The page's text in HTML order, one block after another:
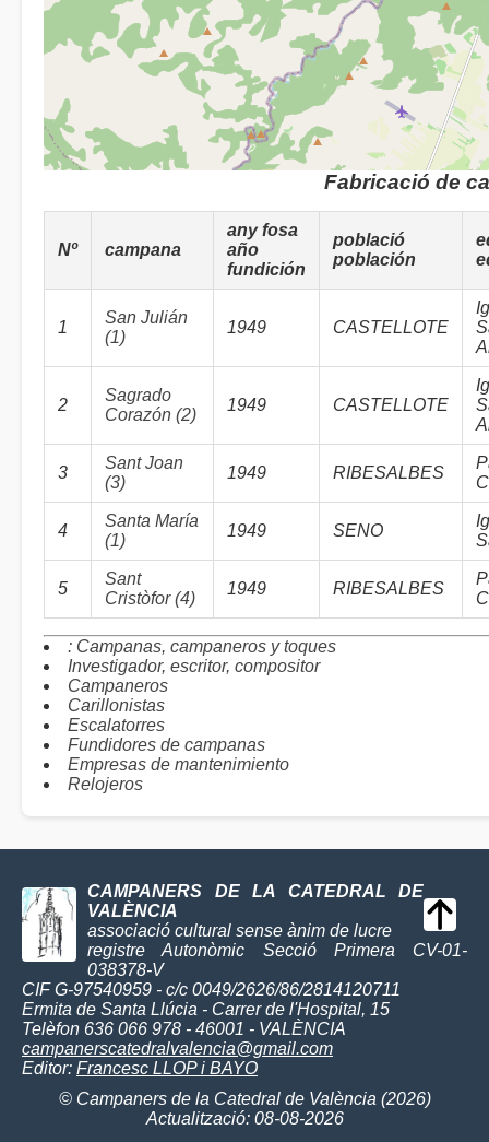
Fabricació de
Nº campana
any fosa
año
fundición
població
población
1
San Julián
(1)
1949 CASTELLOTE
2
Sagrado
Corazón (2)
1949 CASTELLOTE
3
Sant Joan
(3)
1949 RIBESALBES
4
Santa María
(1)
1949 SENO
5
Sant
Cristòfor (4)
1949 RIBESALBES
: Campanas, campaneros y toques
Investigador, escritor, compositor
Campaneros
Carillonistas
Escalatorres
Fundidores de campanas
Empresas de mantenimiento
Relojeros
CAMPANERS DE LA CATEDRAL DE
VALÈNCIA
associació cultural sense ànim de lucre
registre Autonòmic Secció Primera CV-01-
038378-V
CIF G-97540959 - c/c 0049/2626/86/2814120711
Ermita de Santa Llúcia - Carrer de l'Hospital, 15
Telèfon 636 066 978 - 46001 - VALÈNCIA
campanerscatedralvalencia@gmail.com
Editor: Francesc LLOP i BAYO
© Campaners de la Catedral de València (2026)
Actualització: 08-08-2026